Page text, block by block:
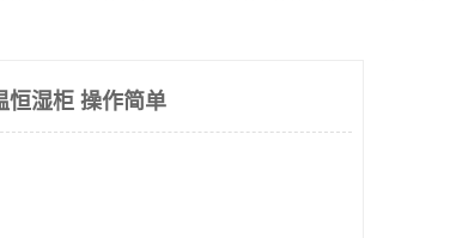
恒湿柜 操作简单